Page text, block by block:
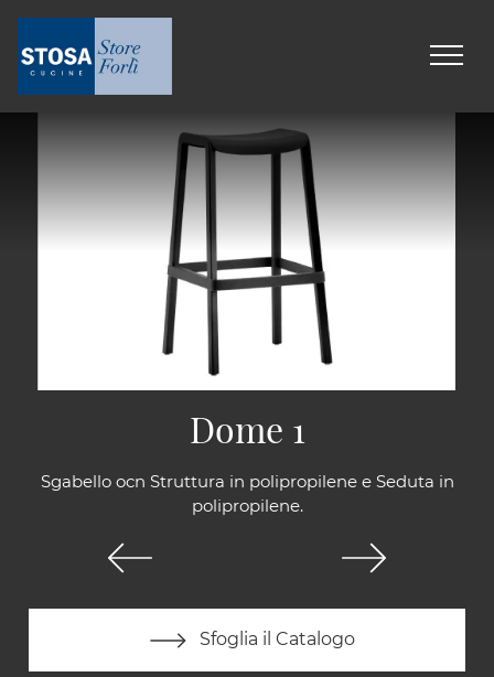
Sgabello ocn Struttura in polipropilene e Seduta in
polipropilene.
Sfoglia il Catalogo
Dome 1